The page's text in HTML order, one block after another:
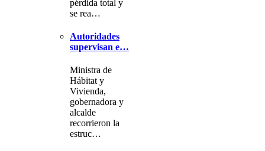
pérdida total y
se rea…
Autoridades
supervisan e…
Ministra de
Hábitat y
Vivienda,
gobernadora y
alcalde
recorrieron la
estruc…